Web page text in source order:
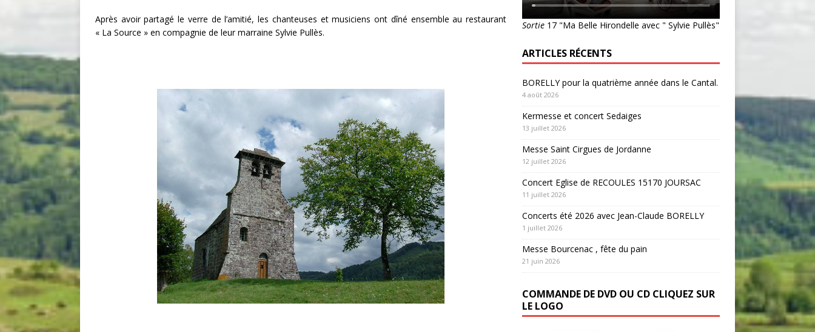
Après avoir partagé le verre de l’amitié, les chanteuses et musiciens ont dîné ensemble au restaurant
« La Source » en compagnie de leur marraine Sylvie Pullès.
Sortie 17 "Ma Belle Hirondelle avec " Sylvie Pullès"
ARTICLES RÉCENTS
BORELLY pour la quatrième année dans le Cantal.
4 août 2026
Kermesse et concert Sedaiges
13 juillet 2026
Messe Saint Cirgues de Jordanne
12 juillet 2026
Concert Eglise de RECOULES 15170 JOURSAC
11 juillet 2026
Concerts été 2026 avec Jean-Claude BORELLY
1 juillet 2026
Messe Bourcenac , fête du pain
21 juin 2026
COMMANDE DE DVD OU CD CLIQUEZ SUR
LE LOGO